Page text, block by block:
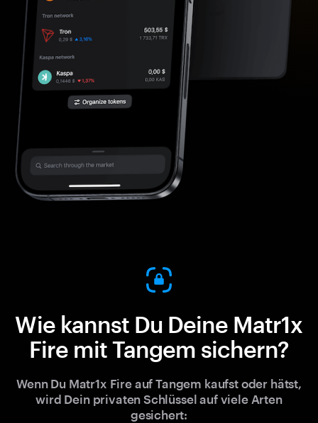
Wie kannst Du Deine Matr1x
Fire mit Tangem sichern?
Wenn Du Matr1x Fire auf Tangem kaufst oder hätst,
wird Dein privaten Schlüssel auf viele Arten
gesichert: